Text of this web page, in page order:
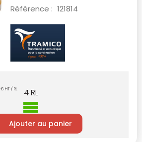
Référence : 121814
€ HT / RL 4RL
Ajouter au panier